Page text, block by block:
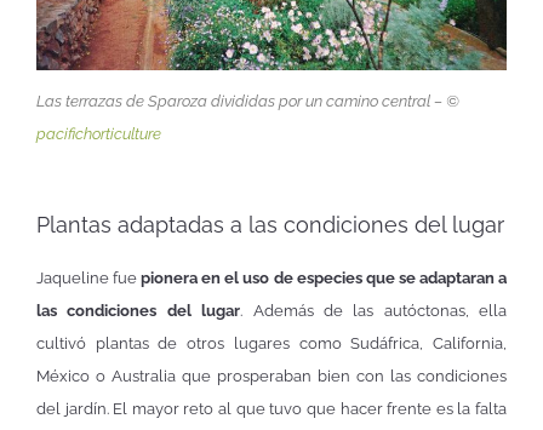
Las terrazas de Sparoza divididas por un camino central – ©
pacifichorticulture
Plantas adaptadas a las condiciones del lugar
Jaqueline fuepionera en el uso de especies que se adaptaran a
las condiciones del lugar. Además de las autóctonas, ella
cultivó plantas de otros lugares como Sudáfrica, California,
México o Australia que prosperaban bien con las condiciones
del jardín. El mayor reto al que tuvo que hacer frente es la falta